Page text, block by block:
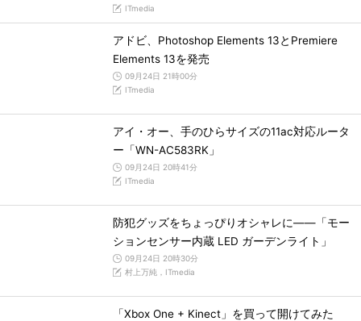
ITmedia
アドビ、Photoshop Elements 13とPremiere
Elements 13を発売
09月24日 21時00分
ITmedia
アイ・オー、手のひらサイズの11ac対応ルータ
ー「WN-AC583RK」
09月24日 20時41分
ITmedia
防犯グッズをちょっぴりオシャレに――「モー
ションセンサー内蔵 LED ガーデンライト」
09月24日 20時30分
村上万純，ITmedia
「Xbox One + Kinect」を買って開けてみた